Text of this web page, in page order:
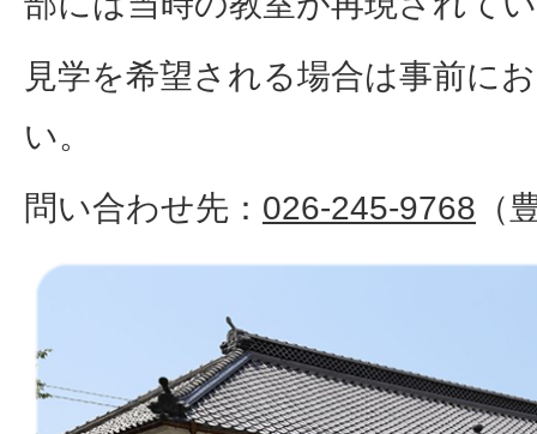
見学を希望される場合は事前に
い。
問い合わせ先： 026-245-9768 （